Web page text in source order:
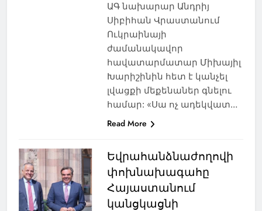
ԱԳ նախարար Անդրիյ
Սիբիհան Վրաստանում
Ուկրաինայի
ժամանակավոր
հավատարմատար Միխայիլ
Խարիշինին հետ է կանչել
լվացքի մեքենաներ գնելու
համար: «Սա ոչ ադեկվատ…
Read More
Եվրահանձնաժողովի
փոխնախագահը
Հայաստանում
կանցկացնի